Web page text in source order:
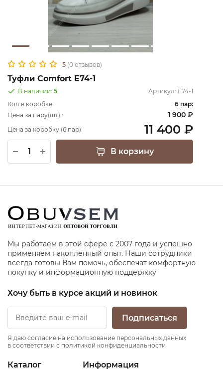
5 (0 отзывов)
Туфли Comfort Е74-1
В наличии: 5 Артикул: Е74-1
Кол.в коробке
6 пар:
Цена за пару(шт).:
1 900 ₽
Цена за коробку (6 пар): 11 400 ₽
В корзину
Мы работаем в этой сфере с 2007 года и успешно
применяем накопленный опыт. Наши сотрудники
всегда готовы Вам помочь, обеспечат комфортную
покупку и информационную поддержку
Хочу быть в курсе акций и новинок
Подписаться
Я даю согласие на использование персональных данных
в соответствии с политикой конфиденциальности
Каталог Информация